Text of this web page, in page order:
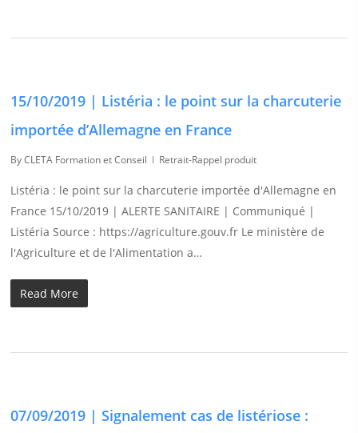
15/10/2019 | Listéria : le point sur la charcuterie
importée d’Allemagne en France
By CLETA Formation et Conseil Retrait-Rappel produit
Listéria : le point sur la charcuterie importée d'Allemagne en
France 15/10/2019 | ALERTE SANITAIRE | Communiqué |
Listéria Source : https://agriculture.gouv.fr Le ministère de
l'Agriculture et de l'Alimentation a…
Read More
07/09/2019 | Signalement cas de listériose :